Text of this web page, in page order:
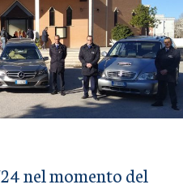
nel momento del